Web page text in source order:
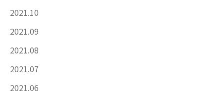
2021.10
2021.09
2021.08
2021.07
2021.06